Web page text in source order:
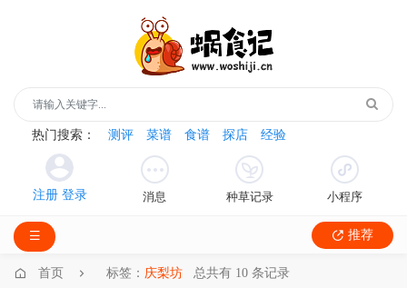
热门搜索： 测评 菜谱 食谱 探店 经验
消息 种草记录 小程序
推荐
首页 标签： 庆梨坊 总共有 10 条记录